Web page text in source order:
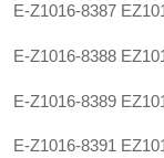
E-Z1016-8387
E-Z1016-8388
E-Z1016-8389
E-Z1016-8391